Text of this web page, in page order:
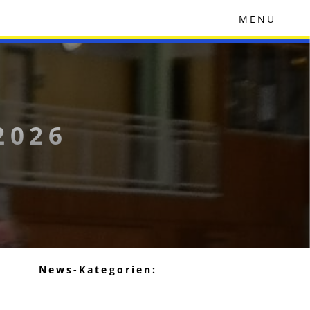
MENU
News-Kategorien: